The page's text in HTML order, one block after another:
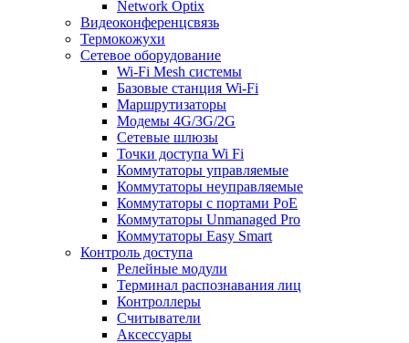
Network Optix
Видеоконференцсвязь
Термокожухи
Сетевое оборудование
Wi-Fi Mesh системы
Базовые станция Wi-Fi
Маршрутизаторы
Модемы 4G/3G/2G
Сетевые шлюзы
Точки доступа Wi Fi
Коммутаторы управляемые
Коммутаторы неуправляемые
Коммутаторы с портами PoE
Коммутаторы Unmanaged Pro
Коммутаторы Easy Smart
Контроль доступа
Релейные модули
Терминал распознавания лиц
Контроллеры
Считыватели
Аксессуары